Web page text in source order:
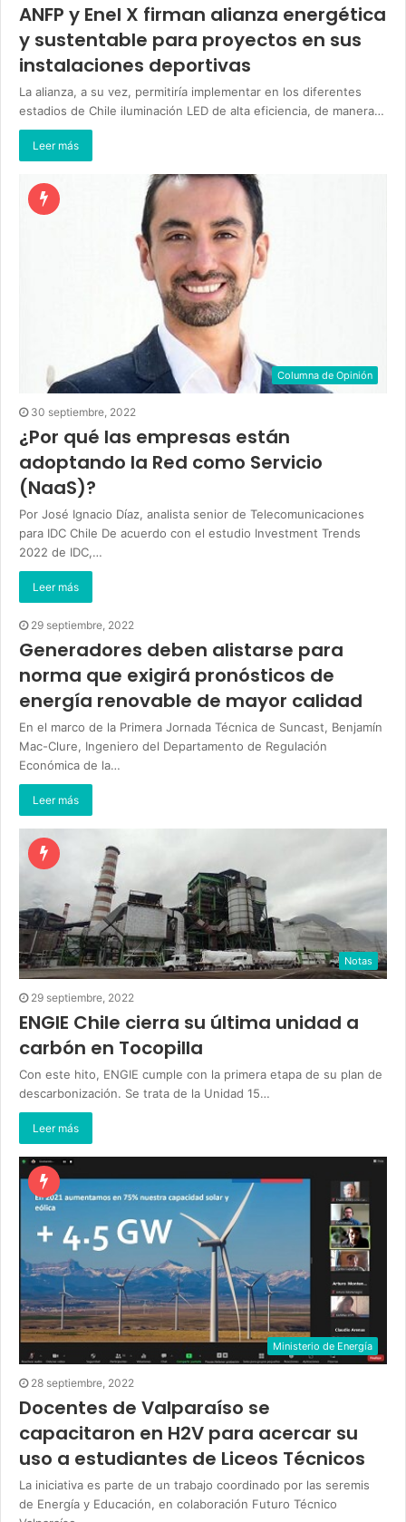
ANFP y Enel X firman alianza energética
y sustentable para proyectos en sus
instalaciones deportivas
La alianza, a su vez, permitiría implementar en los diferentes
estadios de Chile iluminación LED de alta eficiencia, de manera…
Leer más
Columna de Opinión
30 septiembre, 2022
¿Por qué las empresas están
adoptando la Red como Servicio
(NaaS)?
Por José Ignacio Díaz, analista senior de Telecomunicaciones
para IDC Chile De acuerdo con el estudio Investment Trends
2022 de IDC,…
Leer más
29 septiembre, 2022
Generadores deben alistarse para
norma que exigirá pronósticos de
energía renovable de mayor calidad
En el marco de la Primera Jornada Técnica de Suncast, Benjamín
Mac-Clure, Ingeniero del Departamento de Regulación
Económica de la…
Leer más
Notas
29 septiembre, 2022
ENGIE Chile cierra su última unidad a
carbón en Tocopilla
Con este hito, ENGIE cumple con la primera etapa de su plan de
descarbonización. Se trata de la Unidad 15…
Leer más
Ministerio de Energía
28 septiembre, 2022
Docentes de Valparaíso se
capacitaron en H2V para acercar su
uso a estudiantes de Liceos Técnicos
La iniciativa es parte de un trabajo coordinado por las seremis
de Energía y Educación, en colaboración Futuro Técnico